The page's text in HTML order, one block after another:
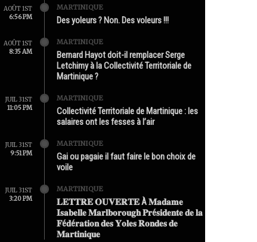
AOÛT 1ST
6:56 PM
MARTINIQUE
Des yoleurs ? Non. Des voleurs !!!
AOÛT 1ST
8:35 AM
MARTINIQUE
Bernard Hayot doit-il remplacer Serge
Letchimy à la Collectivité Territoriale de
Martinique ?
JUIL 31ST
11:05 PM
MARTINIQUE
Collectivité Territoriale de Martinique : les
salaires ont les fesses à l’air
JUIL 31ST
9:51 PM
MARTINIQUE
Gai ou pagaie il faut faire le bon choix de
voile
JUIL 31ST
3:20 PM
MARTINIQUE
𝐋𝐄𝐓𝐓𝐑𝐄 𝐎𝐔𝐕𝐄𝐑𝐓𝐄 À 𝐌𝐚𝐝𝐚𝐦𝐞
𝐈𝐬𝐚𝐛𝐞𝐥𝐥𝐞 𝐌𝐚𝐫𝐥𝐛𝐨𝐫𝐨𝐮𝐠𝐡 𝐏𝐫é𝐬𝐢𝐝𝐞𝐧𝐭𝐞 𝐝𝐞 𝐥𝐚
𝐅é𝐝é𝐫𝐚𝐭𝐢𝐨𝐧 𝐝𝐞𝐬 𝐘𝐨𝐥𝐞𝐬 𝐑𝐨𝐧𝐝𝐞𝐬 𝐝𝐞
𝐌𝐚𝐫𝐭𝐢𝐧𝐢𝐪𝐮𝐞